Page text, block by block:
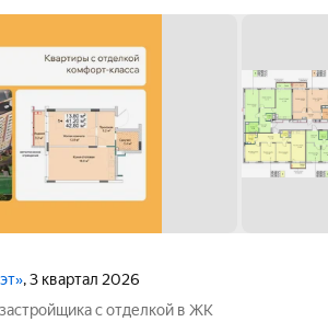
, 3 квартал 2026
с отделкой в ЖК